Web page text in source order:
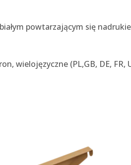
powtarzającym się
wielojęzyczne (PL,GB, DE, FR,